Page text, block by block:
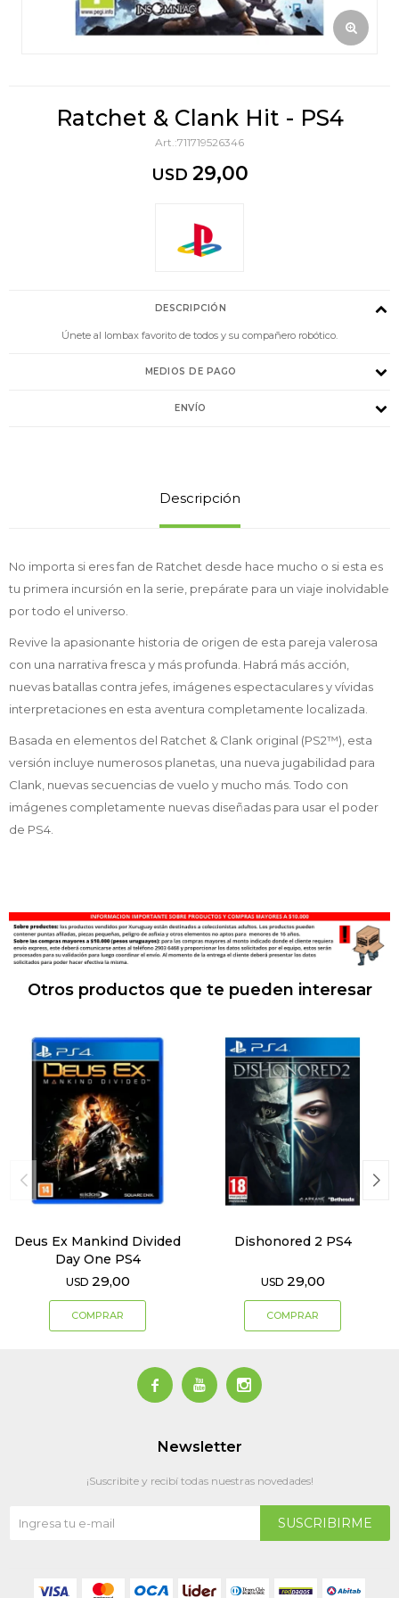
Ratchet & Clank Hit - PS4
711719526346
USD 29,00
DESCRIPCIÓN
Únete al lombax favorito de todos y su compañero robótico.
MEDIOS DE PAGO
ENVÍO
Descripción
No importa si eres fan de Ratchet desde hace mucho o si esta es
tu primera incursión en la serie, prepárate para un viaje inolvidable
por todo el universo.
Revive la apasionante historia de origen de esta pareja valerosa
con una narrativa fresca y más profunda. Habrá más acción,
nuevas batallas contra jefes, imágenes espectaculares y vívidas
interpretaciones en esta aventura completamente localizada.
Basada en elementos del Ratchet & Clank original (PS2™), esta
versión incluye numerosos planetas, una nueva jugabilidad para
Clank, nuevas secuencias de vuelo y mucho más. Todo con
imágenes completamente nuevas diseñadas para usar el poder
de PS4.
Otros productos que te pueden interesar
Deus Ex Mankind Divided
Day One PS4
USD 29,00
Dishonored 2 PS4
USD 29,00
  
Newsletter
¡Suscribite y recibí todas nuestras novedades!
SUSCRIBIRME